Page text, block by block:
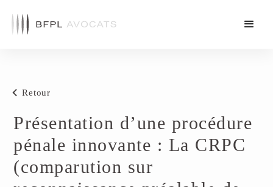
Retour
Présentation d’une procédure
pénale innovante : La CRPC
(comparution sur